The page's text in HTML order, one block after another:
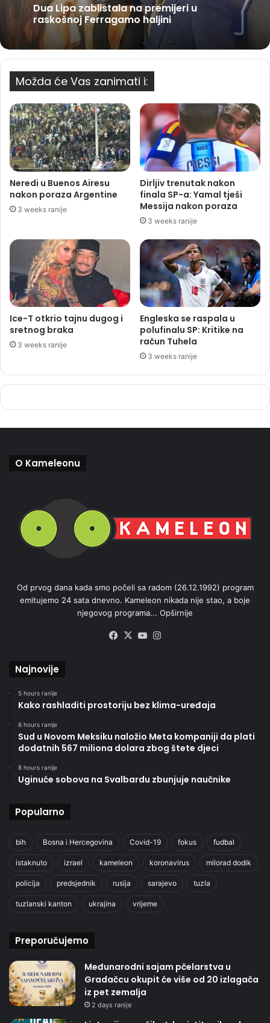
Dua Lipa zablistala na premijeri u
raskošnoj Ferragamo haljini
Možda će Vas zanimati i:
Neredi u Buenos Airesu
nakon poraza Argentine
3 weeks ranije
Dirljiv trenutak nakon
finala SP-a: Yamal tješi
Messija nakon poraza
3 weeks ranije
Ice-T otkrio tajnu dugog i
sretnog braka
3 weeks ranije
Engleska se raspala u
polufinalu SP: Kritike na
račun Tuhela
3 weeks ranije
O Kameleonu
Od prvog dana kada smo počeli sa radom (26.12.1992) program
emitujemo 24 sata dnevno. Kameleon nikada nije stao, a boje
njegovog programa... Opširnije
Facebook
X YouTube
Najnovije
5 hours ranije
Kako rashladiti prostoriju bez klima-uređaja
6 hours ranije
Sud u Novom Meksiku naložio Meta kompaniji da plati
dodatnih 567 miliona dolara zbog štete djeci
8 hours ranije
Uginuće sobova na Svalbardu zbunjuje naučnike
Popularno
bih Bosna i Hercegovina Covid-19 fokus fudbal
istaknuto izrael kameleon koronavirus milorad dodik
policija predsjednik rusija sarajevo tuzla
tuzlanski kanton ukrajina vrijeme
Preporučujemo
Međunarodni sajam pčelarstva u
Gradačcu okupit će više od 20 izlagača
iz pet zemalja
2 days ranije